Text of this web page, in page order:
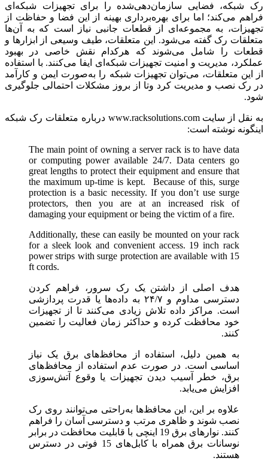
رک شبکه، فضایی سازمان‌دهی‌شده را برای تجهیزات شبکه‌ای
فراهم می‌کند؛ اما برای بهره‌برداری بهینه از این فضا و حفاظت از
تجهیزات، به مجموعه‌ای از قطعات جانبی نیاز است که به آن‌ها
متعلقات رک گفته می‌شود. این متعلقات، طیف وسیعی از ابزارها و
قطعات را شامل می‌شوند که هرکدام نقش خاصی در بهبود
عملکرد، مدیریت و امنیت تجهیزات شبکه‌ای ایفا می‌کنند. با استفاده
از این متعلقات، می‌توان تجهیزات شبکه را به‌صورت ایمن و کارآمد
در رک نصب و مدیریت کرد وتا از بروز مشکلات احتمالی جلوگیری
شود.
به نقل از سایت www.racksolutions.com درباره متعلقات رک شبکه
اینگونه نوشته است:
The main point of owning a server rack is to have data
or computing power available 24/7. Data centers go
great lengths to protect their equipment and ensure that
the maximum up-time is kept. Because of this, surge
protection is a basic necessity. If you don’t use surge
protectors, then you are at an increased risk of
damaging your equipment or being the victim of a fire.
Additionally, these can easily be mounted on your rack
for a sleek look and convenient access. 19 inch rack
power strips with surge protection are available with 15
ft cords.
هدف اصلی از داشتن یک رک سرور، فراهم کردن
دسترسی مداوم و ۲۴/۷ به داده‌ها یا قدرت پردازشی
است. مراکز داده تلاش زیادی می‌کنند تا از تجهیزات
خود محافظت کرده و حداکثر زمان فعالیت را تضمین
کنند.
به همین دلیل، استفاده از محافظ‌های برق یک نیاز
اساسی است. در صورت عدم استفاده از محافظ‌های
برق، خطر آسیب دیدن تجهیزات یا وقوع آتش‌سوزی
افزایش می‌یابد.
علاوه بر این، این محافظ‌ها به‌راحتی می‌توانند روی رک
نصب شوند و ظاهری مرتب و دسترسی آسان را فراهم
کنند. نوارهای برق 19 اینچی با قابلیت محافظت در برابر
نوسانات برق همراه با کابل‌های 15 فوتی در دسترس
هستند.